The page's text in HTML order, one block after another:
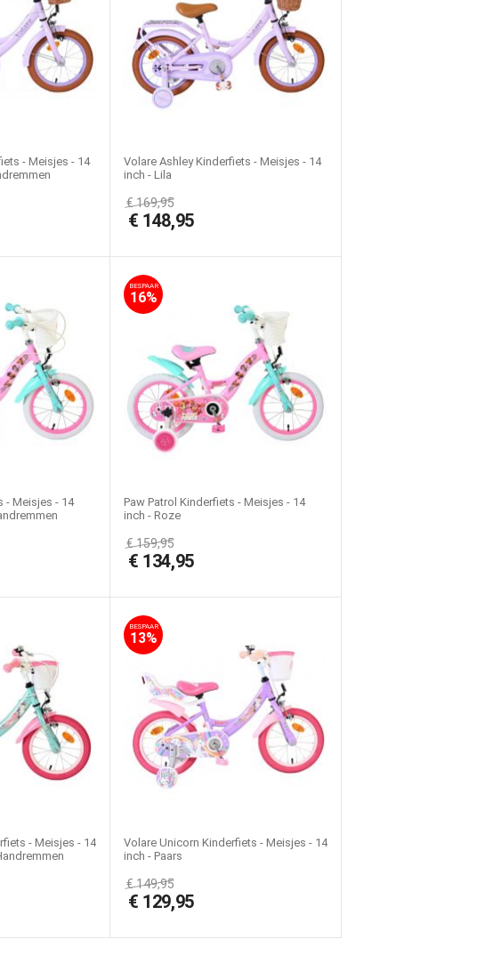
- Meisjes - 14
Volare Ashley Kinderfiets - Meisjes - 14
inch - Lila
€169,95
€ 148,95
- Meisjes - 14
BESPAAR
16%
Paw Patrol Kinderfiets - Meisjes - 14
inch - Roze
€159,95
€ 134,95
- Meisjes - 14
BESPAAR
13%
Volare Unicorn Kinderfiets - Meisjes - 14
inch - Paars
€149,95
€ 129,95